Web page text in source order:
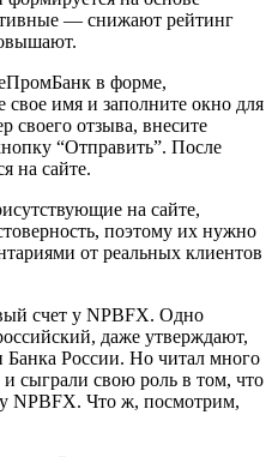
— снижают рейтинг
в форме,
имя и заполните окно для
своего отзыва, внесите
“Отправить”. После
на сайте.
на сайте,
поэтому их нужно
от реальных клиентов
счет у NPBFX. Одно
даже утверждают,
Банка России. Но читал много
сыграли свою роль в том, что
у NPBFX. Что ж, посмотрим,